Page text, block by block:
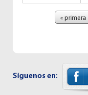
Páginas« primera
Síguenos en: